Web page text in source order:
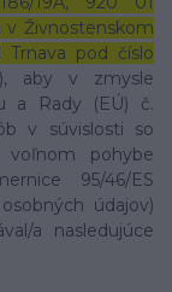
v Živnostenskom
pod číslo
), aby v zmysle
a Rady (EÚ) č.
v súvislosti so
voľnom pohybe
95/46/ES
údajov)
a nasledujúce